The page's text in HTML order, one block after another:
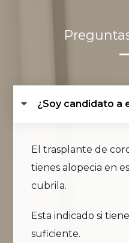
¿Soy candidato a
El trasplante de
tienes alopecia en
cubrila.
Esta indicado si
suficiente.